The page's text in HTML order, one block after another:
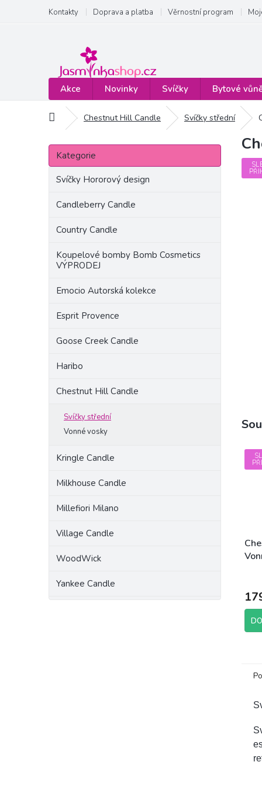
obsah
Kontakty Doprava a platba Věrnostní program
Akce Novinky Svíčky Bytové
Domů Chestnut Hill Candle Svíčky střední
P
s
Přeskočit
kategorie
Kategorie
Svíčky Hororový design
Candleberry Candle
Country Candle
Koupelové bomby Bomb Cosmetics
VÝPRODEJ
Emocio Autorská kolekce
Esprit Provence
Goose Creek Candle
Haribo
Chestnut Hill Candle
Svíčky střední
Vonné vosky
Kringle Candle
Milkhouse Candle
Millefiori Milano
Village Candle
WoodWick
Yankee Candle